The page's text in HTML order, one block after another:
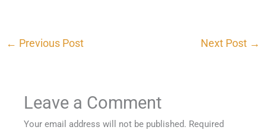
← Previous Post Next Post →
Leave a Comment
Your email address will not be published. Required